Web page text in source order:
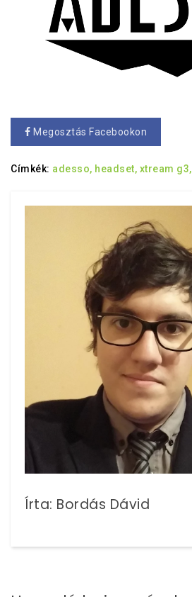
Megosztás Facebookon
Címkék: adesso, headset, xtream g3,
Írta: Bordás Dávid